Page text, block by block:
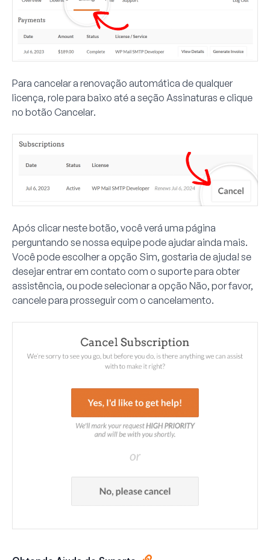
Para cancelar a renovação automática de qualquer
licença, role para baixo até a seção Assinaturas e clique
no botão Cancelar.
Após clicar neste botão, você verá uma página
perguntando se nossa equipe pode ajudar ainda mais.
Você pode escolher a opção Sim, gostaria de ajuda! se
desejar entrar em contato com o suporte para obter
assistência, ou pode selecionar a opção Não, por favor,
cancelepara prosseguir com o cancelamento.